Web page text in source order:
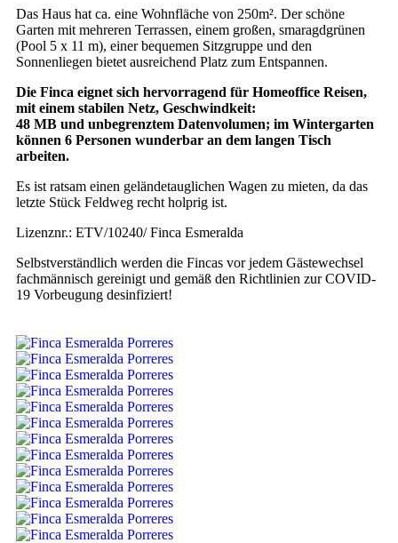
Das Haus hat ca. eine Wohnfläche von 250m². Der schöne
Garten mit mehreren Terrassen, einem großen, smaragdgrünen
(Pool 5 x 11 m), einer bequemen Sitzgruppe und den
Sonnenliegen bietet ausreichend Platz zum Entspannen.
Die Finca eignet sich hervorragend für Homeoffice Reisen,
mit einem stabilen Netz, Geschwindkeit:
48 MB und unbegrenztem Datenvolumen; im Wintergarten
können 6 Personen wunderbar an dem langen Tisch
arbeiten.
Es ist ratsam einen geländetauglichen Wagen zu mieten, da das
letzte Stück Feldweg recht holprig ist.
Lizenznr.: ETV/10240/ Finca Esmeralda
Selbstverständlich werden die Fincas vor jedem Gästewechsel
fachmännisch gereinigt und gemäß den Richtlinien zur COVID-
19 Vorbeugung desinfiziert!